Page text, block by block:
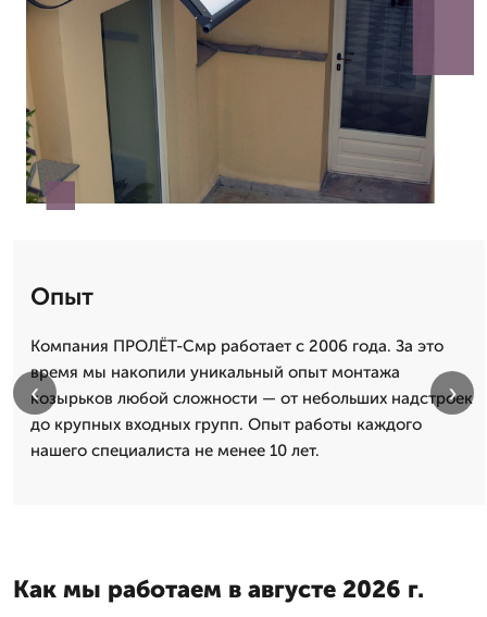
Опыт
Компания ПРОЛЁТ-Смр работает с 2006 года. За это
время мы накопили уникальный опыт монтажа
козырьков любой сложности — от небольших надстроек
до крупных входных групп. Опыт работы каждого
нашего специалиста не менее 10 лет.
‹ ›
Как мы работаем в августе 2026 г.